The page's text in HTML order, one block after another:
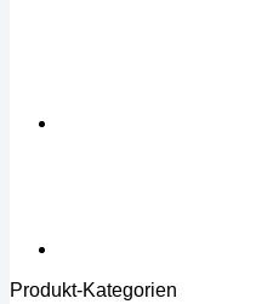
Produkt-Kategorien